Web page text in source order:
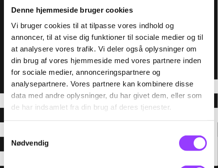
Denne hjemmeside bruger cookies
Vi bruger cookies til at tilpasse vores indhold og
annoncer, til at vise dig funktioner til sociale medier og til
at analysere vores trafik. Vi deler også oplysninger om
din brug af vores hjemmeside med vores partnere inden
for sociale medier, annonceringspartnere og
analysepartnere. Vores partnere kan kombinere disse
data med andre oplysninger, du har givet dem, eller som
de har indsamlet fra din brug af deres tjenester.
Nødvendig